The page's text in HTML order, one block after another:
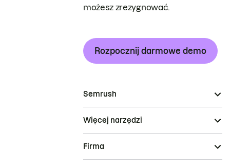
możesz zrezygnować.
Rozpocznij darmowe demo
Semrush
Więcej narzędzi
Firma